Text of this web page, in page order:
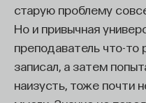
старую проблему
Но и привычная
преподаватель что-то
записал, а затем
наизусть, тоже почти
И если говорить об
проблемы — что это
понятие трудности,
жизненной ситуации.
похожих явлений,